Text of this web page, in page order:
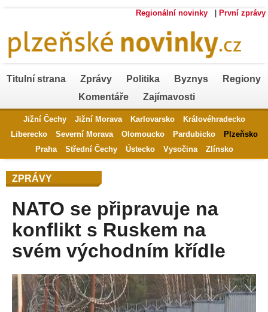
Regionální novinky První zprávy
Titulní strana Zprávy Politika Byznys
Regiony
Komentáře
Zajímavosti
Jižní Čechy Jižní Morava Karlovarsko
Královéhradecko
Liberecko
Severní Morava Olomoucko Pardubicko
Plzeňsko
Praha
Střední Čechy Ústecko Vysočina Zlínsko
ZPRÁVY
NATO se připravuje na
konflikt s Ruskem na
svém východním křídle